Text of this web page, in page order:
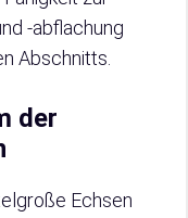
-abflachung
Abschnitts.
der
Echsen